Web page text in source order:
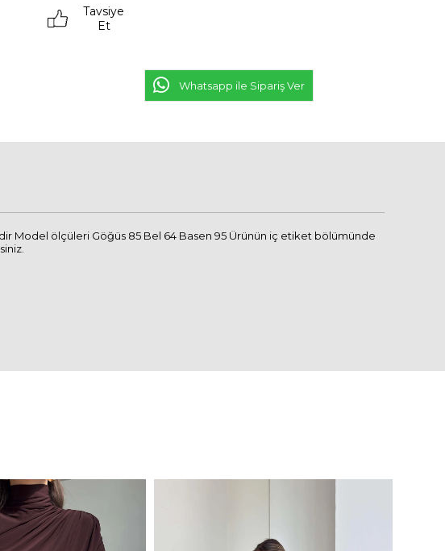
Tavsiye
Et
Whatsapp ile Sipariş Ver
Model ölçüleri Göğüs 85 Bel 64 Basen 95 Ürünün iç etiket bölümünde